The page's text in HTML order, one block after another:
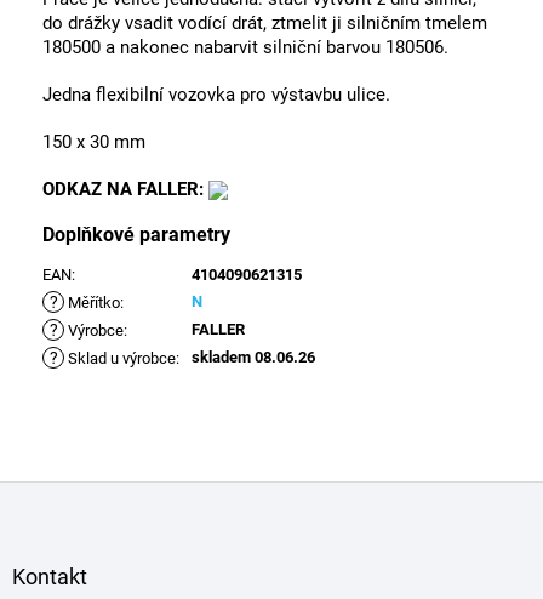
do drážky vsadit vodící drát, ztmelit ji silničním tmelem
180500 a nakonec nabarvit silniční barvou 180506.
Jedna flexibilní vozovka pro výstavbu ulice.
150 x 30 mm
ODKAZ NA FALLER:
Doplňkové parametry
EAN: 4104090621315
? Měřítko: N
? Výrobce: FALLER
? Sklad u výrobce: skladem 08.06.26
Kontakt